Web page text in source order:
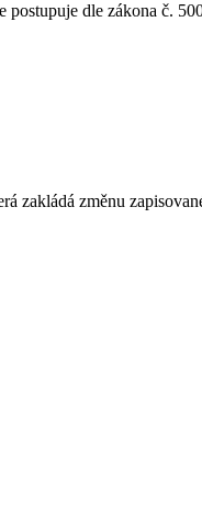
dle zákona č.
zakládá změnu